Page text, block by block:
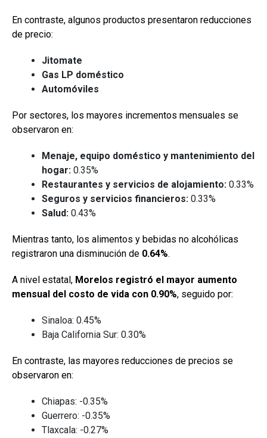
En contraste, algunos productos presentaron reducciones
de precio:
Jitomate
Gas LP doméstico
Automóviles
Por sectores, los mayores incrementos mensuales se
observaron en:
Menaje, equipo doméstico y mantenimiento del
hogar: 0.35%
Restaurantes y servicios de alojamiento: 0.33%
Seguros y servicios financieros: 0.33%
Salud: 0.43%
Mientras tanto, los alimentos y bebidas no alcohólicas
registraron una disminución de 0.64%.
A nivel estatal, Morelos registró el mayor aumento
mensual del costo de vida con 0.90%, seguido por:
Sinaloa: 0.45%
Baja California Sur: 0.30%
En contraste, las mayores reducciones de precios se
observaron en:
Chiapas: -0.35%
Guerrero: -0.35%
Tlaxcala: -0.27%